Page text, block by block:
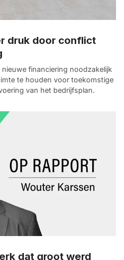
druk door conflict
financiering noodzakelijk
te houden voor toekomstige
van het bedrijfsplan.
dat groot werd